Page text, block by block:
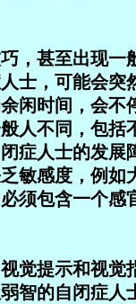
，甚至出现一
士，可能会突
闲时间，会不
人不同，包括
症人士的发展
敏感度，例如
须包含一个感
觉提示和视觉
智的自闭症人